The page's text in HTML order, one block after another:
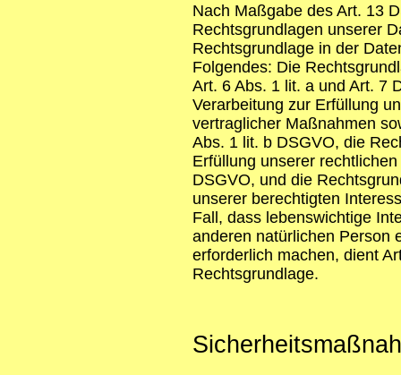
Nach Maßgabe des Art. 13
Rechtsgrundlagen unserer
Rechtsgrundlage in der
Folgendes: Die
Art. 6 Abs. 1 lit. a und Art. 7
Verarbeitung zur Erfüllung
vertraglicher Maßnahmen
Abs. 1 lit. b DSGVO, die
Erfüllung unserer
DSGVO, und die
unserer berechtigten
Fall, dass lebenswichtige
anderen natürlichen Person
erforderlich machen, dient
Rechtsgrundlage.